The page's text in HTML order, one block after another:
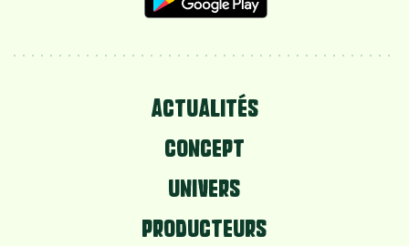
ACTUALITÉS
CONCEPT
UNIVERS
PRODUCTEURS